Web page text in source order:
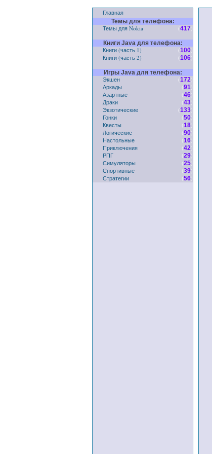
Главная
Темы для телефона:
Темы для Nokia (417)
Книги Java для телефона:
Книги (часть 1) (100)
Книги (часть 2)
(106)
Игры Java для телефона:
Экшен (172)
Аркады
(91)
Азартные
(46)
Драки
(43)
Экзотические
(133)
Гонки
(50)
Квесты
(18)
Логические
(90)
Настольные
(16)
Приключения
(42)
РПГ
(29)
Симуляторы
(25)
Спортивные
(39)
Стратегии
(56)